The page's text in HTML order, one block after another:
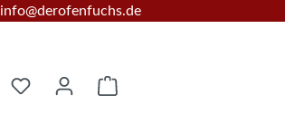
info@derofenfuchs.de
Warenkorb enthält 0